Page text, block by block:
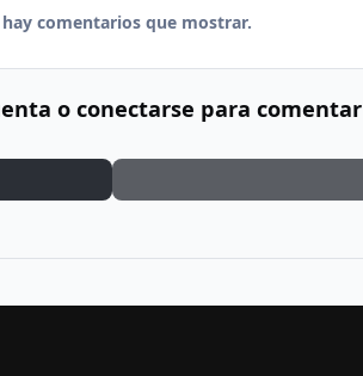
comentarios que mostrar.
o conectarse para comentar